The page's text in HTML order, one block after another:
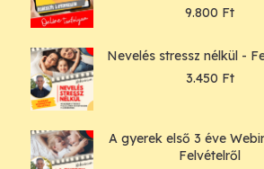
9.800 Ft
Nevelés stressz nélkül -
3.450 Ft
A gyerek első 3 éve
Felvételről